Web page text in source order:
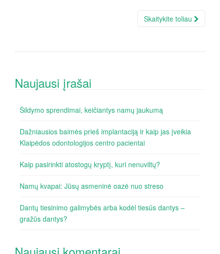
Skaitykite toliau
Naujausi įrašai
Šildymo sprendimai, keičiantys namų jaukumą
Dažniausios baimės prieš implantaciją ir kaip jas įveikia
Klaipėdos odontologijos centro pacientai
Kaip pasirinkti atostogų kryptį, kuri nenuviltų?
Namų kvapai: Jūsų asmeninė oazė nuo streso
Dantų tiesinimo galimybės arba kodėl tiesūs dantys –
gražūs dantys?